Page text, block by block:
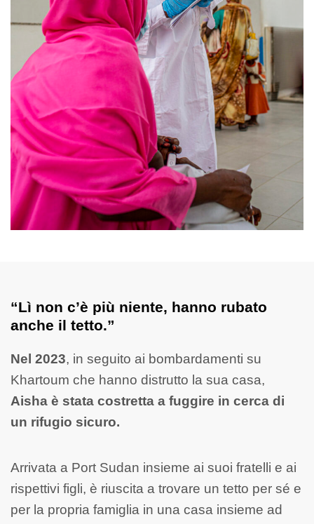
“Lì non c’è più niente, hanno rubato
anche il tetto.”
Nel 2023, in seguito ai bombardamenti su
Khartoum che hanno distrutto la sua casa,
Aisha è stata costretta a fuggire in cerca di
un rifugio sicuro.
Arrivata a Port Sudan insieme ai suoi fratelli e ai
rispettivi figli, è riuscita a trovare un tetto per sé e
per la propria famiglia in una casa insieme ad